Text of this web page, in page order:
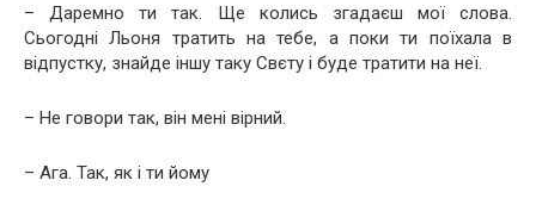
– Даремно ти так. Ще колись згадаєш мої слова.
Сьогодні Льоня тратить на тебе, а поки ти поїхала в
відпустку, знайде іншу таку Свєту і буде тратити на неї.
– Не говори так, він мені вірний.
– Ага. Так, як і ти йому